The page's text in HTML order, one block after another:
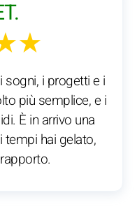
sogni, i progetti e i
più semplice, e i
È in arrivo una
tempi hai gelato,